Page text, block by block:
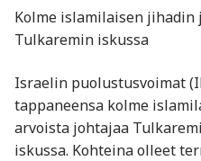
Kolme islamilaisen
Tulkaremin iskussa
Israelin puolustusvoimat
tappaneensa kolme
arvoista johtajaa
iskussa. Kohteina olleet